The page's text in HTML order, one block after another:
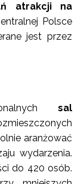
atrakcji na
Polsce
jest przez
sal
aranżować
wydarzenia.
do 420 osób.